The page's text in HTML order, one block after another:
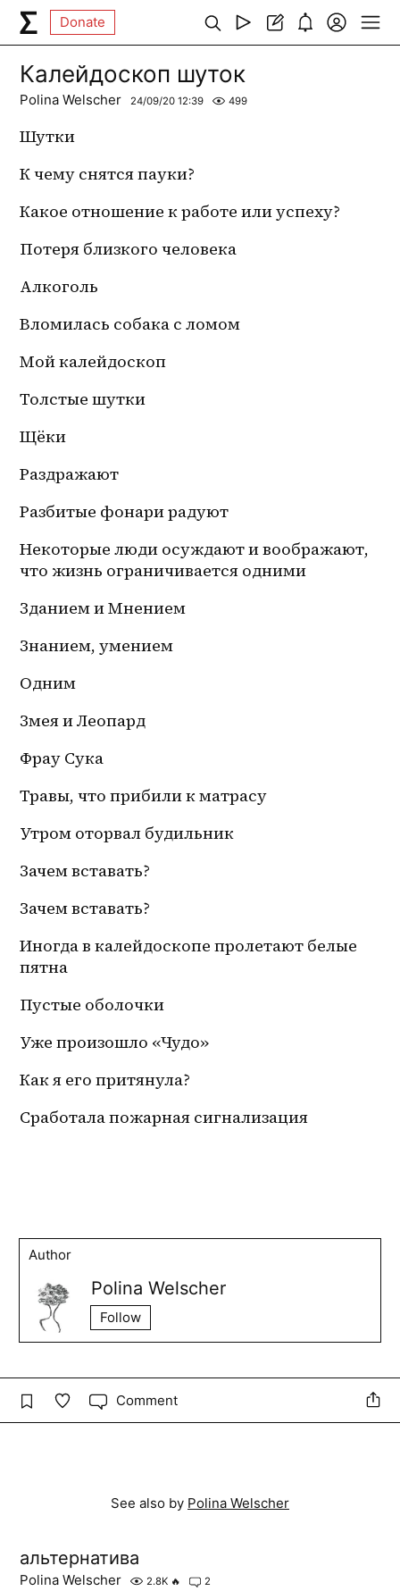
Donate
Калейдоскоп шуток
Polina Welscher 24/09/20 12:39 499
Шутки
К чему снятся пауки?
Какое отношение к работе или успеху?
Потеря близкого человека
Алкоголь
Вломилась собака с ломом
Мой калейдоскоп
Толстые шутки
Щёки
Раздражают
Разбитые фонари радуют
Некоторые люди осуждают и воображают,
что жизнь ограничивается одними
Зданием и Мнением
Знанием, умением
Одним
Змея и Леопард
Фрау Сука
Травы, что прибили к матрасу
Утром оторвал будильник
Зачем вставать?
Зачем вставать?
Иногда в калейдоскопе пролетают белые
пятна
Пустые оболочки
Уже произошло «Чудо»
Как я его притянула?
Сработала пожарная сигнализация
Author
Polina Welscher
Follow
Comment
See also by Polina Welscher
альтернатива
Polina Welscher 2.8K 🔥 2